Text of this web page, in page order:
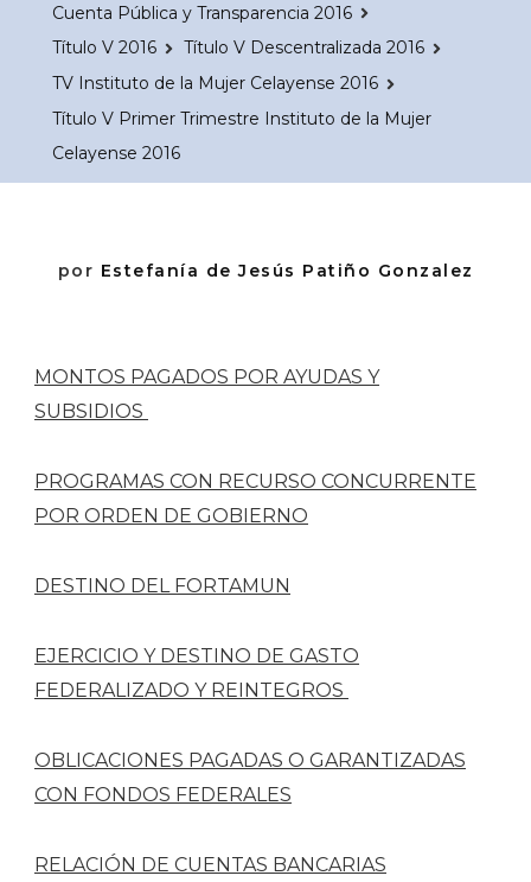
Cuenta Pública y Transparencia 2016
Título V 2016
Título V Descentralizada 2016
TV Instituto de la Mujer Celayense 2016
Título V Primer Trimestre Instituto de la Mujer
Celayense 2016
por Estefanía de Jesús Patiño Gonzalez
MONTOS PAGADOS POR AYUDAS Y
SUBSIDIOS
PROGRAMAS CON RECURSO CONCURRENTE
POR ORDEN DE GOBIERNO
DESTINO DEL FORTAMUN
EJERCICIO Y DESTINO DE GASTO
FEDERALIZADO Y REINTEGROS
OBLICACIONES PAGADAS O GARANTIZADAS
CON FONDOS FEDERALES
RELACIÓN DE CUENTAS BANCARIAS